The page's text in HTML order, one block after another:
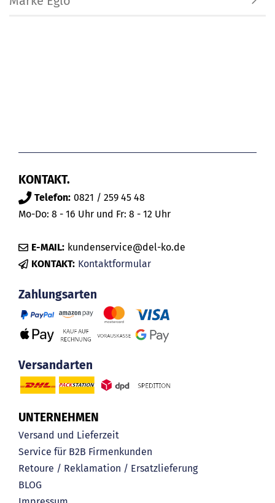
KONTAKT.
Telefon: 0821 / 259 45 48
Mo-Do: 8 - 16 Uhr und Fr: 8 - 12 Uhr
E-MAIL: kundenservice@del-ko.de
KONTAKT: Kontaktformular
Zahlungsarten
Versandarten
UNTERNEHMEN
Versand und Lieferzeit
Service für B2B Firmenkunden
Retoure / Reklamation / Ersatzlieferung
BLOG